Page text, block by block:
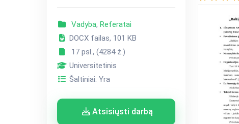
Vadyba, Referatai
DOCX failas, 101 KB
17 psl., (4284 ž.)
Universitetinis
Šaltiniai: Yra
Atsisiųsti darbą